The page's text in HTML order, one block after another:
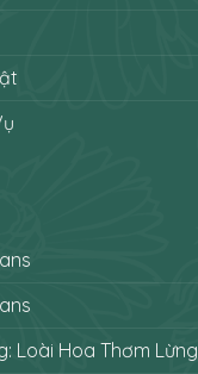
Loài Hoa Thơm Lừng